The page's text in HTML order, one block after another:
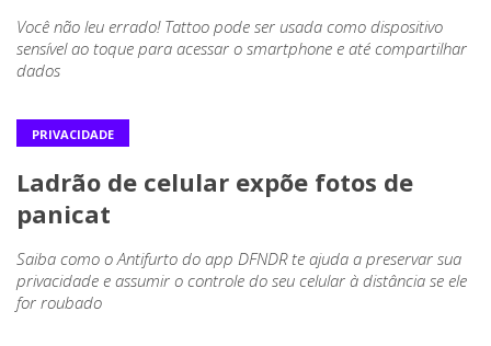
Você não leu errado! Tattoo pode ser usada como dispositivo
sensível ao toque para acessar o smartphone e até compartilhar
dados
PRIVACIDADE
Ladrão de celular expõe fotos de
panicat
Saiba como o Antifurto do app DFNDR te ajuda a preservar sua
privacidade e assumir o controle do seu celular à distância se ele
for roubado